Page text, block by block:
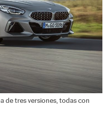
de tres versiones, todas con